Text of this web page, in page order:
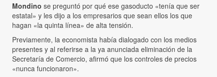
Mondino se preguntó por qué ese gasoducto «tenía que ser
estatal» y les dijo a los empresarios que sean ellos los que
hagan «la quinta línea» de alta tensión.
Previamente, la economista había dialogado con los medios
presentes y al referirse a la ya anunciada eliminación de la
Secretaría de Comercio, afirmó que los controles de precios
«nunca funcionaron».